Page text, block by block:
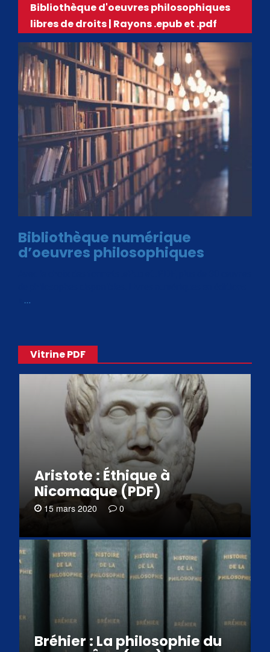
Bibliothèque d'oeuvres philosophiques
libres de droits | Rayons .epub et .pdf
Bibliothèque numérique
d’oeuvres philosophiques
…
Vitrine PDF
Aristote : Éthique à
Nicomaque (PDF)
15 mars 2020 0
Bréhier : La philosophie du